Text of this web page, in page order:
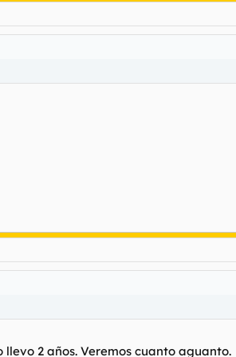
2 años. Veremos cuanto aguanto.